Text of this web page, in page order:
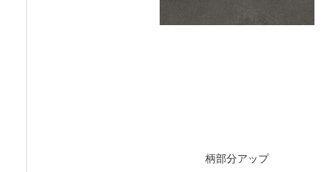
柄部分アップ